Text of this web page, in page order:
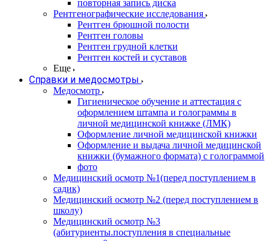
повторная запись диска
Рентгенографические исследования
Рентген брюшной полости
Рентген головы
Рентген грудной клетки
Рентген костей и суставов
Еще
Справки и медосмотры
Медосмотр
Гигиеническое обучение и аттестация с
оформлением штампа и голограммы в
личной медицинской книжке (ЛМК)
Оформление личной медицинской книжки
Оформление и выдача личной медицинской
книжки (бумажного формата) с голограммой
фото
Медицинский осмотр №1(перед поступлением в
садик)
Медицинский осмотр №2 (перед поступлением в
школу)
Медицинский осмотр №3
(абитуриенты.поступления в специальные